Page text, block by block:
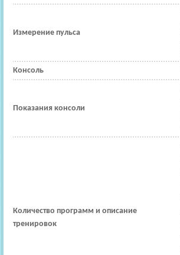
Измерение пульса
Консоль
Показания консоли
Количество программ и описание
тренировок